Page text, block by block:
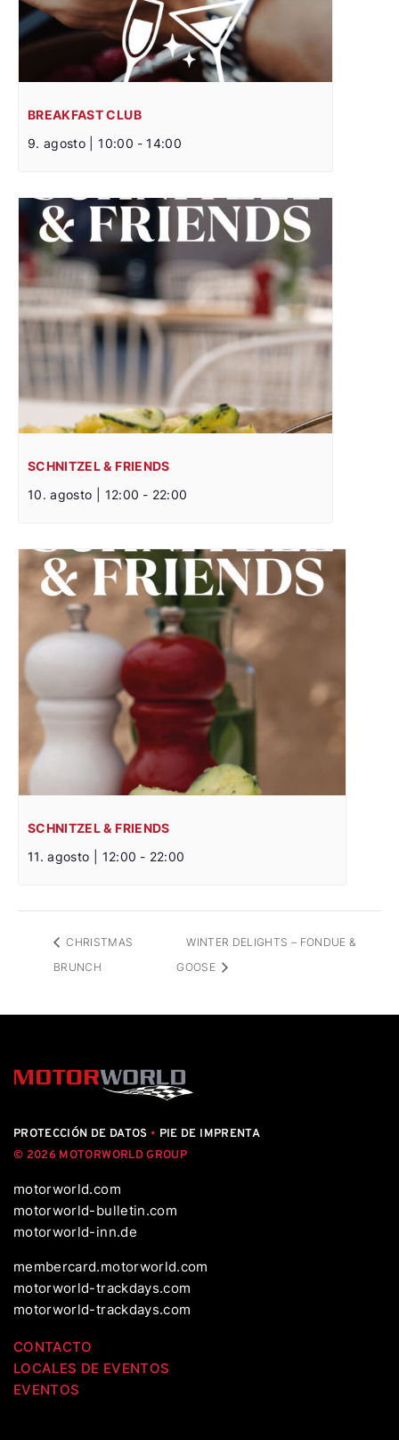
BREAKFAST CLUB
9. agosto | 10:00 - 14:00
SCHNITZEL & FRIENDS
10. agosto | 12:00 - 22:00
SCHNITZEL & FRIENDS
11. agosto | 12:00 - 22:00
CHRISTMAS
BRUNCH
WINTER DELIGHTS – FONDUE &
GOOSE
PROTECCIÓN DE DATOS • PIE DE IMPRENTA
© 2026 MOTORWORLD GROUP
motorworld.com
motorworld-bulletin.com
motorworld-inn.de
membercard.motorworld.com
motorworld-trackdays.com
motorworld-trackdays.com
CONTACTO
LOCALES DE EVENTOS
EVENTOS